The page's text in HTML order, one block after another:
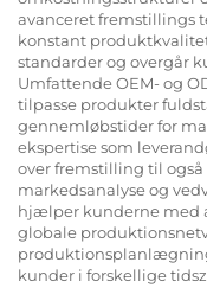
avanceret fremstillings
konstant
standarder og overgår
Umfattende OEM- og
tilpasse produkter
gennemløbstider for
ekspertise som
over fremstilling til
markedsanalyse og
hjælper kunderne med
globale
kunder i forskellige